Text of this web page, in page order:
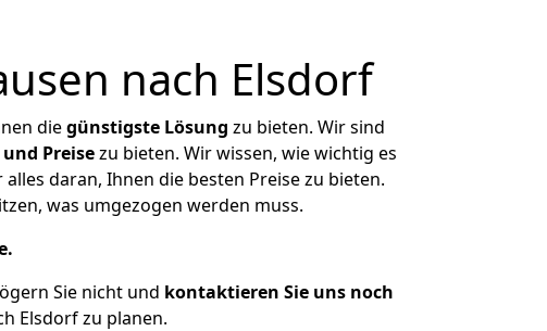
nach Elsdorf
diegünstigste Lösung zu bieten. Wir sind
Preisezu bieten. Wir wissen, wie wichtig es
daran, Ihnen die besten Preise zu bieten.
was umgezogen werden muss.
Sie nicht und kontaktieren Sie uns noch
Elsdorf zu planen.